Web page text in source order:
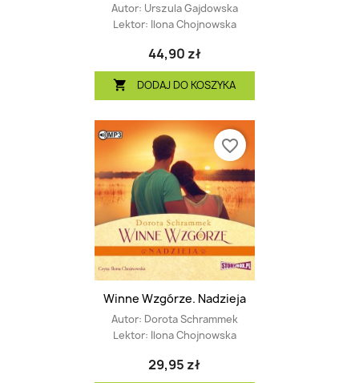
Autor: Urszula Gajdowska
Lektor: Ilona Chojnowska
44,90 zł
 DODAJ DO KOSZYKA
Winne Wzgórze. Nadzieja
Autor: Dorota Schrammek
Lektor: Ilona Chojnowska
29,95 zł
favorite_border